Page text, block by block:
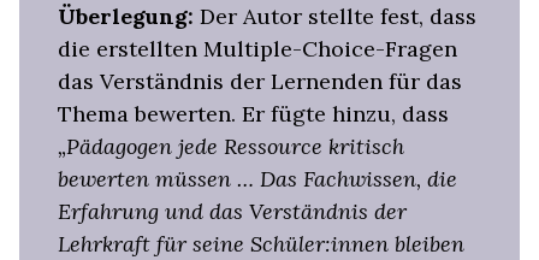
Überlegung: Der Autor stellte fest, dass
die erstellten Multiple-Choice-Fragen
das Verständnis der Lernenden für das
Thema bewerten. Er fügte hinzu, dass
„Pädagogen jede Ressource kritisch
bewerten müssen … Das Fachwissen, die
Erfahrung und das Verständnis der
Lehrkraft für seine Schüler:innen bleiben